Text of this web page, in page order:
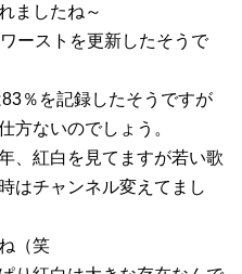
ましたね～
ーストを更新したそうで
％を記録したそうですが
方ないのでしょう。
、紅白を見てますが若い歌
はチャンネル変えてまし
（笑